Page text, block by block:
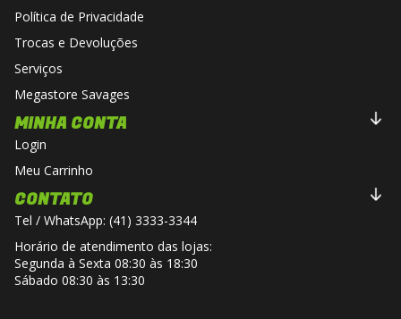
Política de Privacidade
Trocas e Devoluções
Serviços
Megastore Savages
MINHA CONTA
Login
Meu Carrinho
CONTATO
Tel / WhatsApp: (41) 3333-3344
Horário de atendimento das lojas:
Segunda à Sexta 08:30 às 18:30
Sábado 08:30 às 13:30